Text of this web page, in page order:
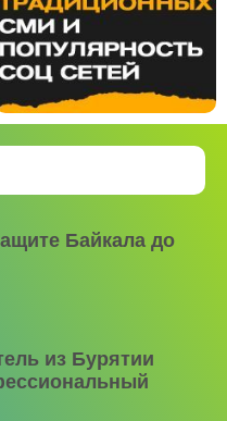
Байкала до
из Бурятии